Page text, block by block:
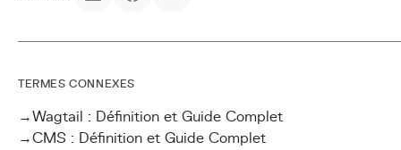
TERMES CONNEXES
→Wagtail : Définition et Guide Complet
→CMS : Définition et Guide Complet